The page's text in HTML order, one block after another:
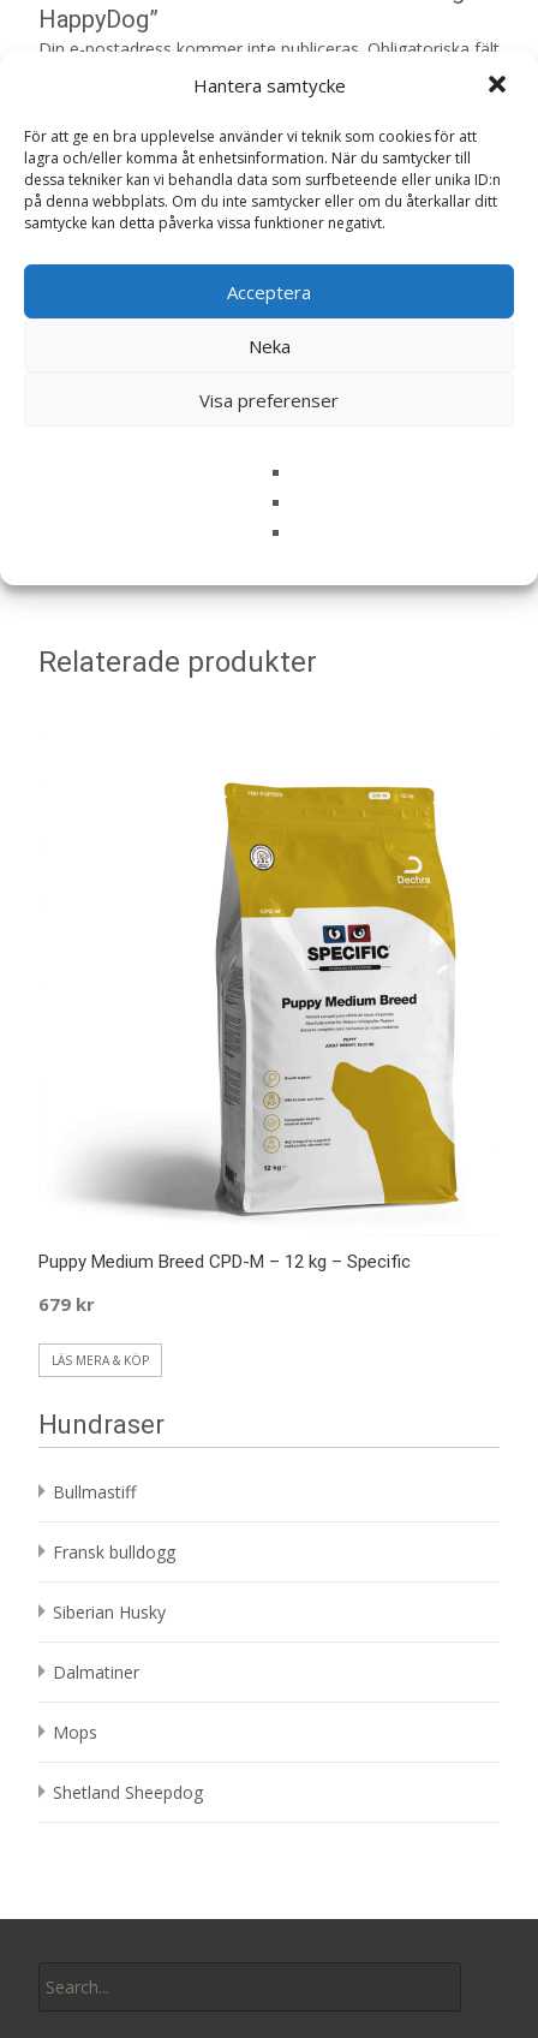
Hantera samtycke
För att ge en bra upplevelse använder vi teknik som cookies för att
lagra och/eller komma åt enhetsinformation. När du samtycker till
dessa tekniker kan vi behandla data som surfbeteende eller unika ID:n
på denna webbplats. Om du inte samtycker eller om du återkallar ditt
samtycke kan detta påverka vissa funktioner negativt.
Acceptera
Neka
Visa preferenser
HappyDog”
Din e-postadress kommer inte publiceras. Obligatoriska fält
Din recension*
denna webbläsare till nästa gång jag skriver en
Relaterade produkter
Puppy Medium Breed CPD-M – 12 kg – Specific
679 kr
LÄS MERA & KÖP
Hundraser
Bullmastiff
Fransk bulldogg
Siberian Husky
Dalmatiner
Mops
Shetland Sheepdog
for: